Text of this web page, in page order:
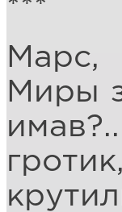
***
Марс,
Миры